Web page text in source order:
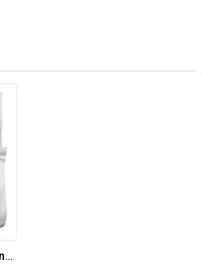
Animal ID (Microchip cho động vật) ISO 11784/11785 (1.25 x 7mm)